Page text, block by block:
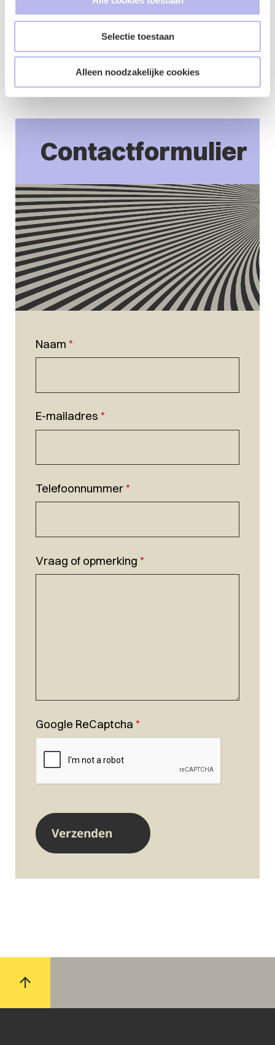
Selectie toestaan
Alleen noodzakelijke cookies
daarop duidelijk terug. Eerder dit jaar schreven wij ook
eenartikelover nieuwe wet- en regelgeving in
ontwikkeling rondom energie waarin ook beoogde
oplossingen voor netcongestie worden aangewezen.
Dit artikel is geschreven door
Rutger Boogers
Contactformulier
Naam *
E-mailadres *
Telefoonnummer*
Vraag of opmerking *
Google ReCaptcha *